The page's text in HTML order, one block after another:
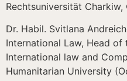
Rechtsuniversität Charkiw,
Dr. Habil. Svitlana
International Law, Head
International law and
Humanitarian University